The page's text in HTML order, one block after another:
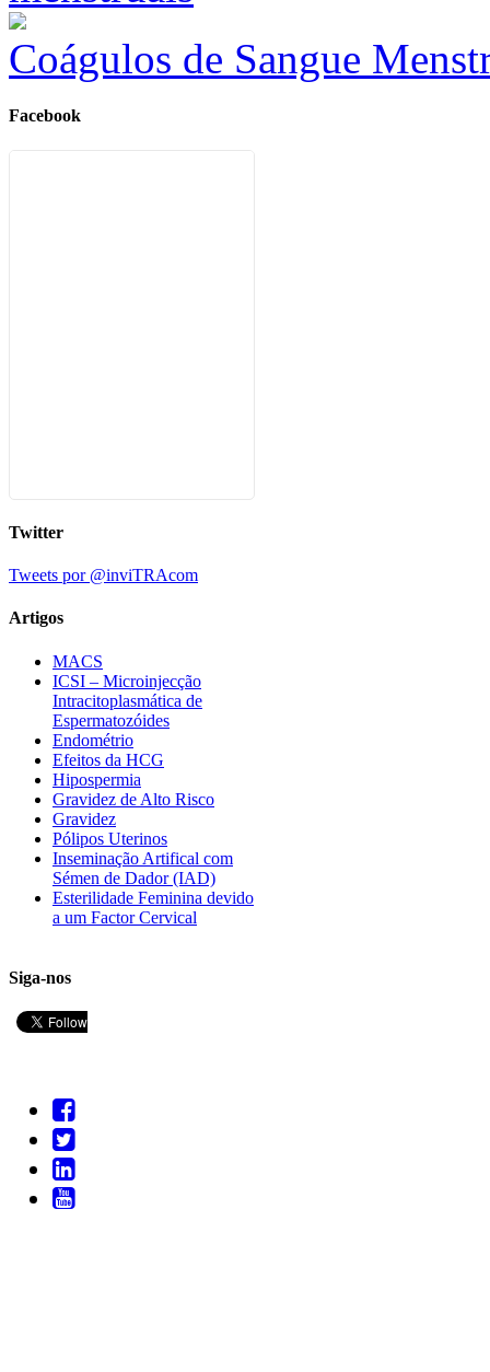
Coágulos de Sangue
Facebook
Twitter
Tweets por @inviTRAcom
Artigos
MACS
ICSI – Microinjecção
Intracitoplasmática de
Espermatozóides
Endométrio
Efeitos da HCG
Hipospermia
Gravidez de Alto Risco
Gravidez
Pólipos Uterinos
Inseminação Artifical com
Sémen de Dador (IAD)
Esterilidade Feminina devido
a um Factor Cervical
Siga-nos